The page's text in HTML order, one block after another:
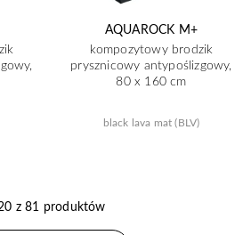
AQUAROCK M+
kompozytowy brodzik
prysznicowy antypoślizgowy,
80 x 160 cm
black lava mat (BLV)
z 81 produktów